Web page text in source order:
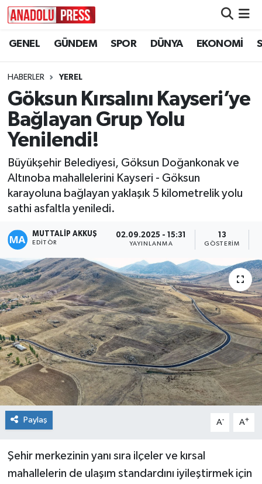
GENEL GÜNDEM SPOR DÜNYA EKONOMİ
HABERLER YEREL
Göksun Kırsalını Kayseri’ye
Bağlayan Grup Yolu
Yenilendi!
Büyükşehir Belediyesi, Göksun Doğankonak ve
Altınoba mahallelerini Kayseri - Göksun
karayoluna bağlayan yaklaşık 5 kilometrelik yolu
sathi asfaltla yeniledi.
MUTTALİP AKKUŞ
EDITÖR
02.09.2025 - 15:31
YAYINLANMA
13
GÖSTERIM
Paylaş A- A+
Şehir merkezinin yanı sıra ilçeler ve kırsal
mahallelerin de ulaşım standardını iyileştirmek için
Nöbetçi Eczaneler
Hava Durumu
Namaz Vakitleri
Trafik Durumu
Süper Lig Puan Durumu ve Fikstür
Tüm Manşetler